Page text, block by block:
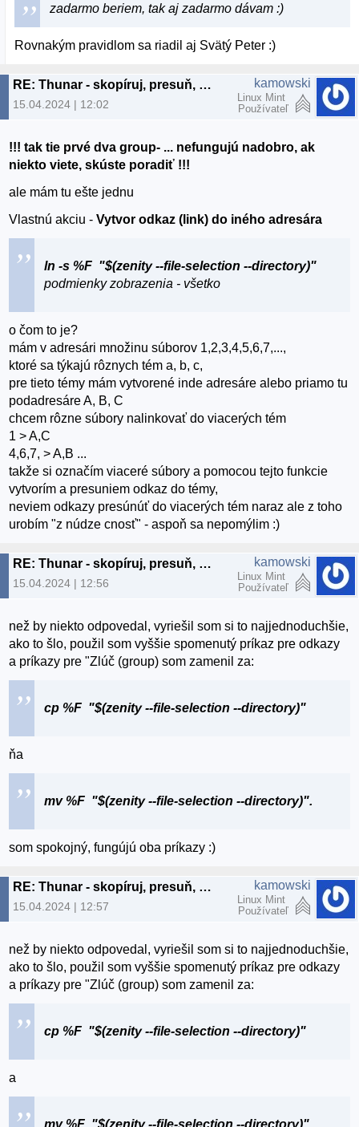
zadarmo beriem, tak aj zadarmo dávam :)
Rovnakým pravidlom sa riadil aj Svätý Peter :)
RE: Thunar - skopíruj, presuň, vyprázdni adresár
15.04.2024 | 12:02
kamowski
Linux Mint
Používateľ
!!! tak tie prvé dva group- ... nefungujú nadobro, ak
niekto viete, skúste poradiť !!!
ale mám tu ešte jednu
Vlastnú akciu -Vytvor odkaz (link) do iného adresára
ln -s %F "$(zenity --file-selection --directory)"
podmienky zobrazenia - všetko
o čom to je?
mám v adresári množinu súborov 1,2,3,4,5,6,7,...,
ktoré sa týkajú rôznych tém a, b, c,
pre tieto témy mám vytvorené inde adresáre alebo priamo tu
podadresáre A, B, C
chcem rôzne súbory nalinkovať do viacerých tém
1 > A,C
4,6,7, > A,B ...
takže si označím viaceré súbory a pomocou tejto funkcie
vytvorím a presuniem odkaz do témy,
neviem odkazy presúnúť do viacerých tém naraz ale z toho
urobím "z núdze cnosť" - aspoň sa nepomýlim :)
RE: Thunar - skopíruj, presuň, vyprázdni adresár
15.04.2024 | 12:56
kamowski
Linux Mint
Používateľ
než by niekto odpovedal, vyriešil som si to najjednoduchšie,
ako to šlo, použil som vyššie spomenutý príkaz pre odkazy
a príkazy pre "Zlúč (group) som zamenil za:
cp %F "$(zenity --file-selection --directory)"
ňa
mv %F "$(zenity --file-selection --directory)".
som spokojný, fungújú oba príkazy :)
RE: Thunar - skopíruj, presuň, vyprázdni adresár
15.04.2024 | 12:57
kamowski
Linux Mint
Používateľ
než by niekto odpovedal, vyriešil som si to najjednoduchšie,
ako to šlo, použil som vyššie spomenutý príkaz pre odkazy
a príkazy pre "Zlúč (group) som zamenil za:
cp %F "$(zenity --file-selection --directory)"
a